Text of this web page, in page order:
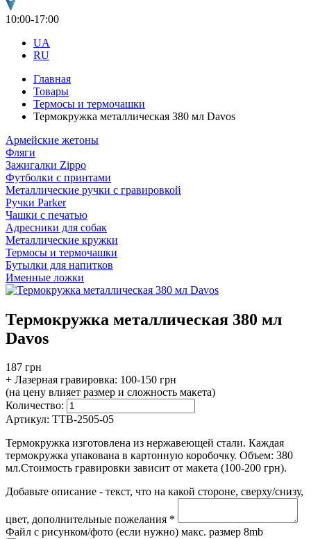
10:00-17:00
UA
RU
Главная
Товары
Термосы и термочашки
Термокружка металлическая 380 мл Davos
Армейские жетоны
Фляги
Зажигалки Zippo
Футболки с принтами
Металлические ручки с гравировкой
Ручки Parker
Чашки с печатью
Адресники для собак
Металлические кружки
Термосы и термочашки
Бутылки для напитков
Именные ложки
Термокружка металлическая 380 мл
Davos
187 грн
+ Лазерная гравировка: 100-150 грн
(на цену влияет размер и сложность макета)
Количество:
Артикул: TTB-2505-05
Термокружка изготовлена из нержавеющей стали. Каждая
термокружка упакована в картонную коробочку. Объем: 380
мл.Стоимость гравировки зависит от макета (100-200 грн).
Добавьте описание - текст, что на какой стороне, сверху/снизу,
цвет, дополнительные пожелания *
Файл с рисунком/фото (если нужно) макс. размер 8mb